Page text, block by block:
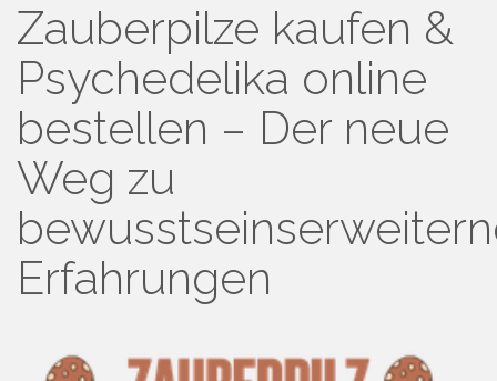
Zauberpilze kaufen &
Psychedelika online
bestellen – Der neue
Weg zu
Erfahrungen